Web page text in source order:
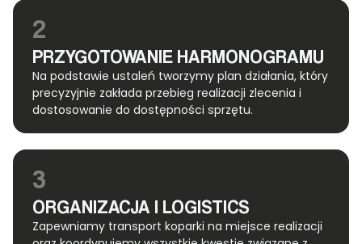
2
PRZYGOTOWANIE HARMONOGRAMU
Na podstawie ustaleń tworzymy plan działania, który
precyzyjnie zakłada przebieg realizacji zlecenia i
dostosowanie do dostępności sprzętu.
3
ORGANIZACJA I LOGISTICS
Zapewniamy transport koparki na miejsce realizacji